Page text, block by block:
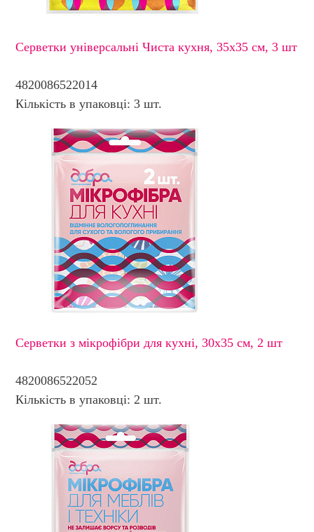
Серветки універсальні Чиста кухня, 35х35 см, 3 шт
4820086522014
Кількість в упаковці: 3 шт.
Серветки з мікрофібри для кухні, 30х35 см, 2 шт
4820086522052
Кількість в упаковці: 2 шт.